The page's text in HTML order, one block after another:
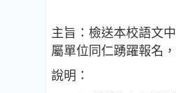
主旨：檢送本校語文
屬單位同仁踴躍報名
說明：